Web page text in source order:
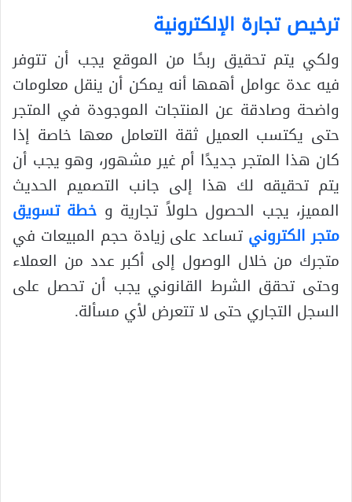
ترخيص تجارة الإلكترونية
ولكي يتم تحقيق ربحًا من الموقع يجب أن تتوفر
فيه عدة عوامل أهمها أنه يمكن أن ينقل معلومات
واضحة وصادقة عن المنتجات الموجودة في المتجر
حتى يكتسب العميل ثقة التعامل معها خاصة إذا
كان هذا المتجر جديدًا أم غير مشهور، وهو يجب أن
يتم تحقيقه لك هذا إلى جانب التصميم الحديث
المميز، يجب الحصول حلولاً تجارية و خطة تسويق
متجر الكتروني تساعد على زيادة حجم المبيعات في
متجرك من خلال الوصول إلى أكبر عدد من العملاء
وحتى تحقق الشرط القانوني يجب أن تحصل على
السجل التجاري حتى لا تتعرض لأي مسألة.